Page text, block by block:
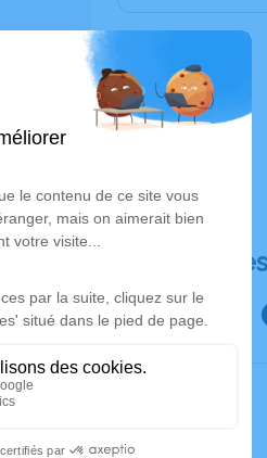
Déroulé